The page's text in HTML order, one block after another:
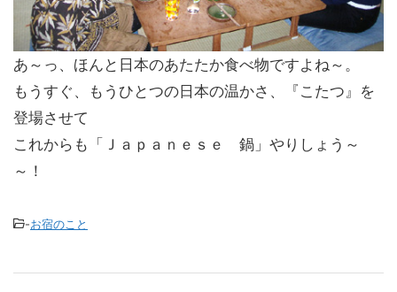
あ～っ、ほんと日本のあたたか食べ物ですよね～。
もうすぐ、もうひとつの日本の温かさ、『こたつ』を
登場させて
これからも「Ｊａｐａｎｅｓｅ 鍋」やりしょう～
～！
-お宿のこと